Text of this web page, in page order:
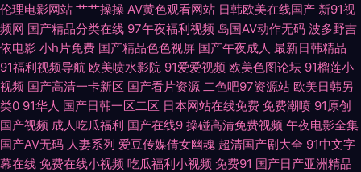
夜AV 麻豆九九综合视频 日本在线免费网 午夜剧院 最新成人伦理影院 91探花
黑丝视频 成人网站香蕉 狠狠撸视频大导航 久久夜大香蕉 欧美性爱激情网 天
天干视频网 中文字幕无线观 AV福利激情 超碰在线播放91 国产系列中文 欧美
韩性生在线看 日韩三级在线网址 1024成人网 99热色色 东京热av在线 国产
伦理电影网站 艹艹操操 AV黄色观看网站 日韩欧美在线国产 新91视
频网 国产精品分类在线 97午夜福利视频 岛国AV动作无码 波多野吉
依电影 小h片免费 国产精品色色视屏 国产午夜成人 最新日韩精品
91福利视频导航 欧美喷水影院 91爱爱视频 欧美色图论坛 91榴莲小
视频 国产高清一卡新区 国产看片资源 二色吧97资源站 欧美日韩另
类0 91华人 国产日韩一区二区 日本网站在线免费 免费潮喷 91原创
国产视频 成人吃瓜福利 国产在线9 操碰高清免费视频 午夜电影全集
国产AV无码 人妻系列 爱豆传媒倩女幽魂 超清国产剧大全 91中文字
幕在线 免费在线小视频 吃瓜福利小视频 免费91 国产日产亚洲精品